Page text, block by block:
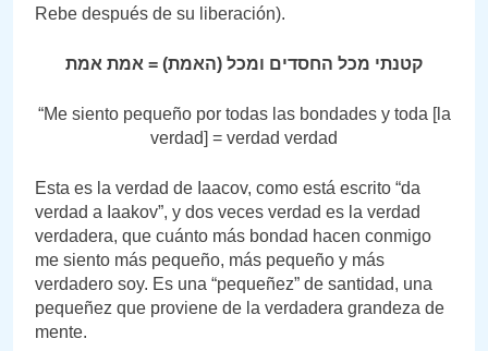
Rebe después de su liberación).
קטנתי מכל החסדים ומכל (האמת) = אמת אמת
“Me siento pequeño por todas las bondades y toda [la
verdad] = verdad verdad
Esta es la verdad de Iaacov, como está escrito “da
verdad a Iaakov”, y dos veces verdad es la verdad
verdadera, que cuánto más bondad hacen conmigo
me siento más pequeño, más pequeño y más
verdadero soy. Es una “pequeñez” de santidad, una
pequeñez que proviene de la verdadera grandeza de
mente.